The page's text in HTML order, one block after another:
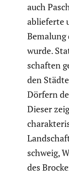
auch
ablie­ferte
Bemalung
wurde.
schaften
den
Dörfern
Dieser
schweig,
des